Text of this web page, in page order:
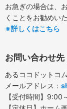
お急ぎの場合は、
くことをお勧めい
※詳しくはこちら
お問い合わせ先
あるココドットコム
メールアドレス：
【受付時間】9:00